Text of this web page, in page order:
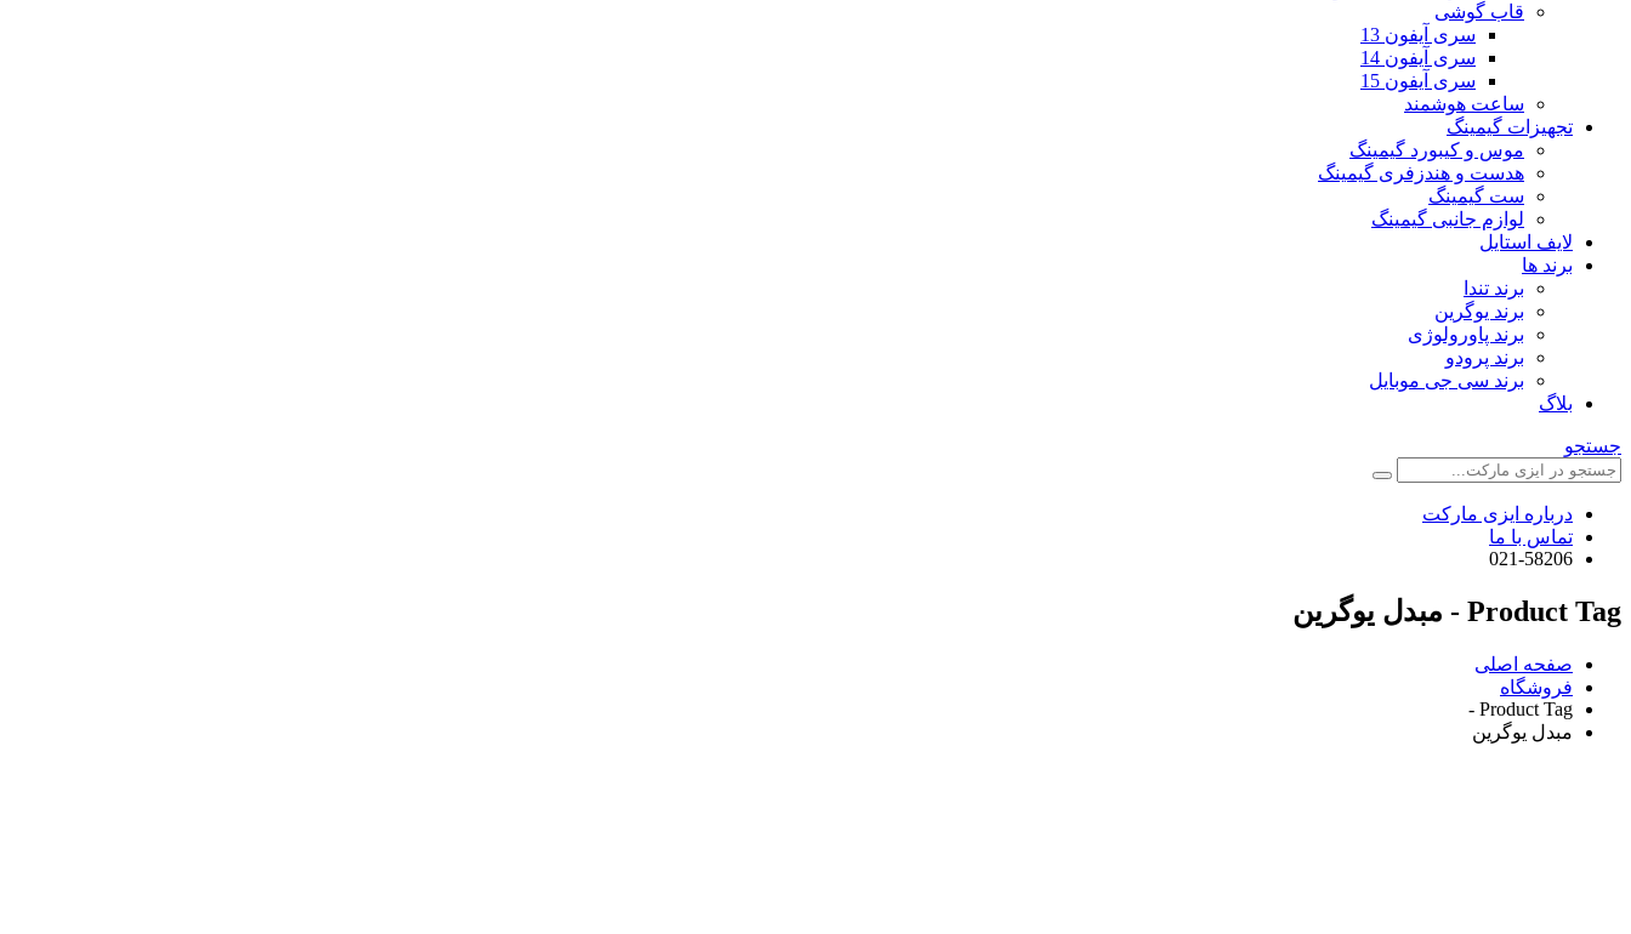
قاب گوشی
سری آیفون 13
سری آیفون 14
سری آیفون 15
ساعت هوشمند
تجهیزات گیمینگ
موس و کیبورد گیمینگ
هدست و هندزفری گیمینگ
ست گیمینگ
لوازم جانبی گیمینگ
لایف استایل
برند ها
برند تندا
برند یوگرین
برند پاورولوژی
برند پرودو
برند سی جی موبایل
بلاگ
جستجو
درباره ایزی مارکت
تماس با ما
021-58206
Product Tag - مبدل یوگرین
صفحه اصلی
فروشگاه
Product Tag -
مبدل یوگرین